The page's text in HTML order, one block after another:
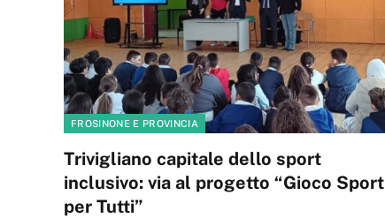
FROSINONE E PROVINCIA
Trivigliano capitale dello sport
inclusivo: via al progetto “Gioco Sport
per Tutti”